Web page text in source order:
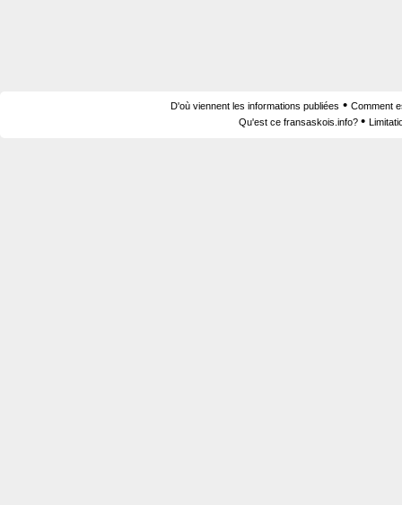
D'où viennent les informations publiées • Comment
Qu'est ce fransaskois.info? •